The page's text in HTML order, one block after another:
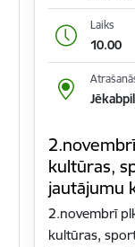
Laiks
10.00
kultūras,
jautājumu
2.novembrī
kultūras,